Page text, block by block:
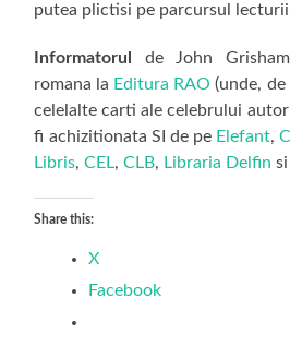
putea plictisi pe parcursul
Informatorul
de John
romana la Editura RAO (unde,
celelalte carti ale celebrului
fi achizitionata SI de pe Elefant,
Libris,CEL,CLB, Libraria Delfin
Share this:
X
Facebook